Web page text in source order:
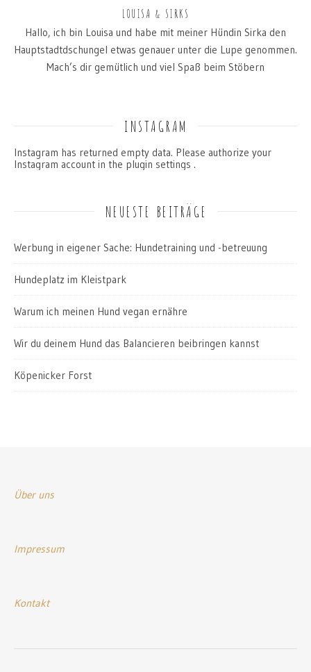
LOUISA & SIRKS
Hallo, ich bin Louisa und habe mit meiner Hündin Sirka den
Hauptstadtdschungel etwas genauer unter die Lupe genommen.
Mach’s dir gemütlich und viel Spaß beim Stöbern
INSTAGRAM
Instagram has returned empty data. Please authorize your
Instagram account in the plugin settings .
NEUESTE BEITRÄGE
Werbung in eigener Sache: Hundetraining und -betreuung
Hundeplatz im Kleistpark
Warum ich meinen Hund vegan ernähre
Wir du deinem Hund das Balancieren beibringen kannst
Köpenicker Forst
Über uns
Impressum
Kontakt